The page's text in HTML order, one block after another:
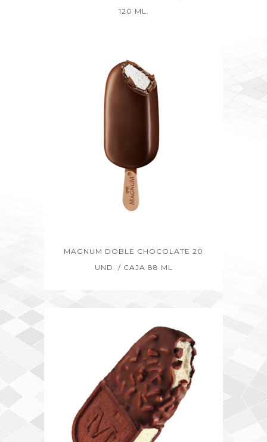
120 ML.
MAGNUM DOBLE CHOCOLATE 20
UND. / CAJA 88 ML